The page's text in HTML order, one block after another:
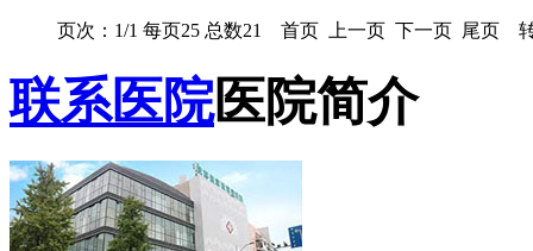
页次：1/1 每页25 总数21 首页 上一页 下一页 尾页
联系医院医院简介